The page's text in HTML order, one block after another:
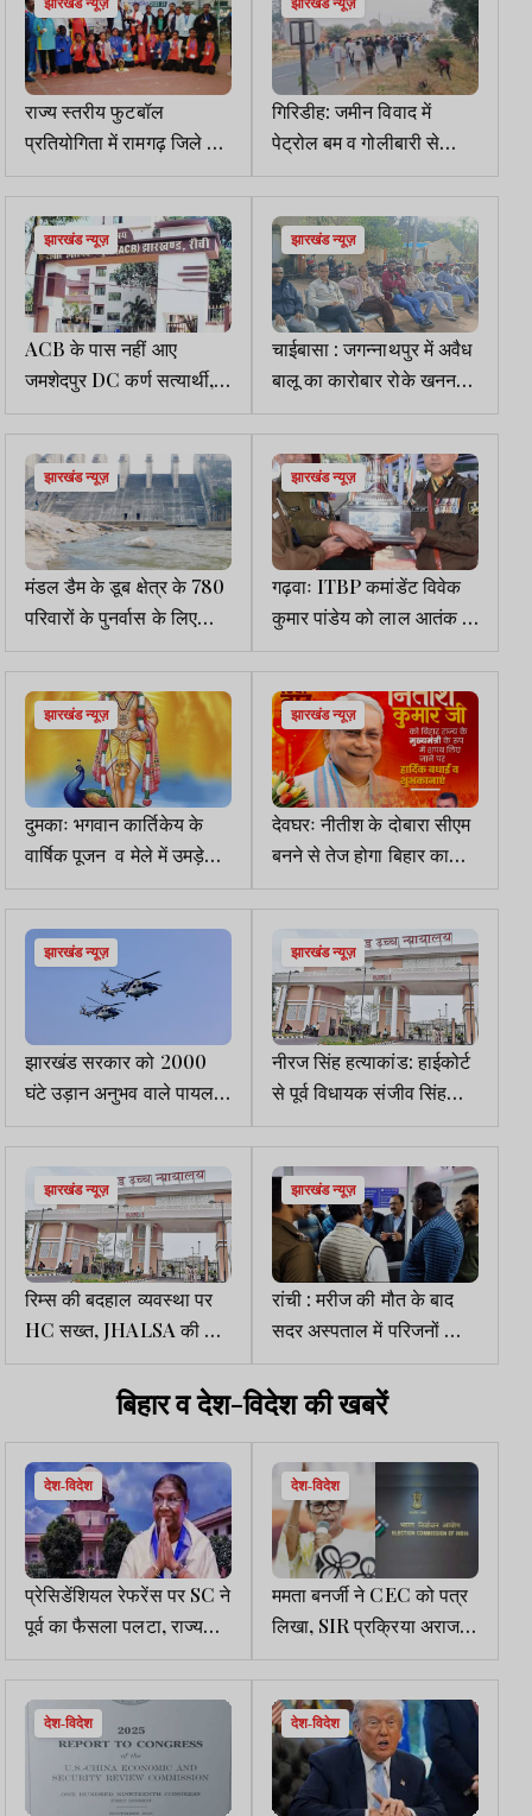
राज्य स्तरीय फुटबॉल
प्रतियोगिता में रामगढ़ जिले को
दूसरा स्थान
गिरिडीह: जमीन विवाद में
पेट्रोल बम व गोलीबारी से
दहशत
झारखंड न्यूज़
ACB के पास नहीं आए
जमशेदपुर DC कर्ण सत्यार्थी,
एजेंसी ने 24 को फिर बुलाया
झारखंड न्यूज़
चाईबासा : जगन्नाथपुर में अवैध
बालू का कारोबार रोके खनन
विभाग- मंगल सिंह बोबोंगा
झारखंड न्यूज़
मंडल डैम के डूब क्षेत्र के 780
परिवारों के पुनर्वास के लिए
1407 एकड़ भूमि चिन्हित
झारखंड न्यूज़
गढ़वाः ITBP कमांडेंट विवेक
कुमार पांडेय को लाल आतंक के
सफाए के लिए सर्वश्रेष्ठ एंटी
नक्सल अभियान ट्रॉफी
झारखंड न्यूज़
दुमकाः भगवान कार्तिकेय के
वार्षिक पूजन व मेले में उमड़े
श्रद्धालु
झारखंड न्यूज़
देवघरः नीतीश के दोबारा सीएम
बनने से तेज होगा बिहार का
विकास- ध्रुव प्रसाद
झारखंड न्यूज़
झारखंड सरकार को 2000
घंटे उड़ान अनुभव वाले पायलटों
की तलाश
झारखंड न्यूज़
नीरज सिंह हत्याकांड: हाईकोर्ट
से पूर्व विधायक संजीव सिंह
समेत दस को नोटिस
झारखंड न्यूज़
रिम्स की बदहाल व्यवस्था पर
HC सख्त, JHALSA की टीम
करेगी निरीक्षण
झारखंड न्यूज़
रांची : मरीज की मौत के बाद
सदर अस्पताल में परिजनों का
हंगामा, इलाज में लापरवाही का
आरोप
बिहार व देश-विदेश की खबरें
देश-विदेश
प्रेसिडेंशियल रेफरेंस पर SC ने
पूर्व का फैसला पलटा, राज्यपाल
के लिए समयसीमा तय करना
संविधान की भावना के खिलाफ
देश-विदेश
ममता बनर्जी ने CEC को पत्र
लिखा, SIR प्रक्रिया अराजक
और खतरनाक, हस्तक्षेप करें,
भाजपा का तंज, ममता घबरा
गयी हैं
देश-विदेश देश-विदेश